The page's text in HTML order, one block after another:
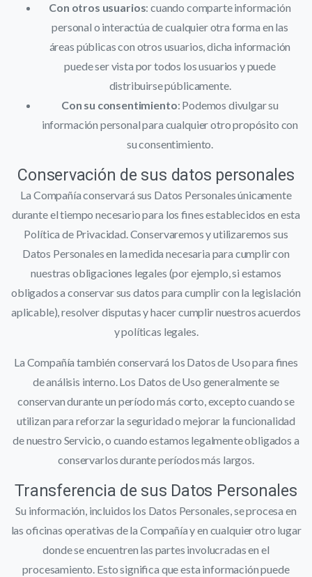
Con otros usuarios: cuando comparte información
personal o interactúa de cualquier otra forma en las
áreas públicas con otros usuarios, dicha información
puede ser vista por todos los usuarios y puede
distribuirse públicamente.
Con su consentimiento: Podemos divulgar su
información personal para cualquier otro propósito con
su consentimiento.
Conservación de sus datos personales
La Compañía conservará sus Datos Personales únicamente
durante el tiempo necesario para los fines establecidos en esta
Política de Privacidad. Conservaremos y utilizaremos sus
Datos Personales en la medida necesaria para cumplir con
nuestras obligaciones legales (por ejemplo, si estamos
obligados a conservar sus datos para cumplir con la legislación
aplicable), resolver disputas y hacer cumplir nuestros acuerdos
y políticas legales.
La Compañía también conservará los Datos de Uso para fines
de análisis interno. Los Datos de Uso generalmente se
conservan durante un período más corto, excepto cuando se
utilizan para reforzar la seguridad o mejorar la funcionalidad
de nuestro Servicio, o cuando estamos legalmente obligados a
conservarlos durante períodos más largos.
Transferencia de sus Datos Personales
Su información, incluidos los Datos Personales, se procesa en
las oficinas operativas de la Compañía y en cualquier otro lugar
donde se encuentren las partes involucradas en el
procesamiento. Esto significa que esta información puede